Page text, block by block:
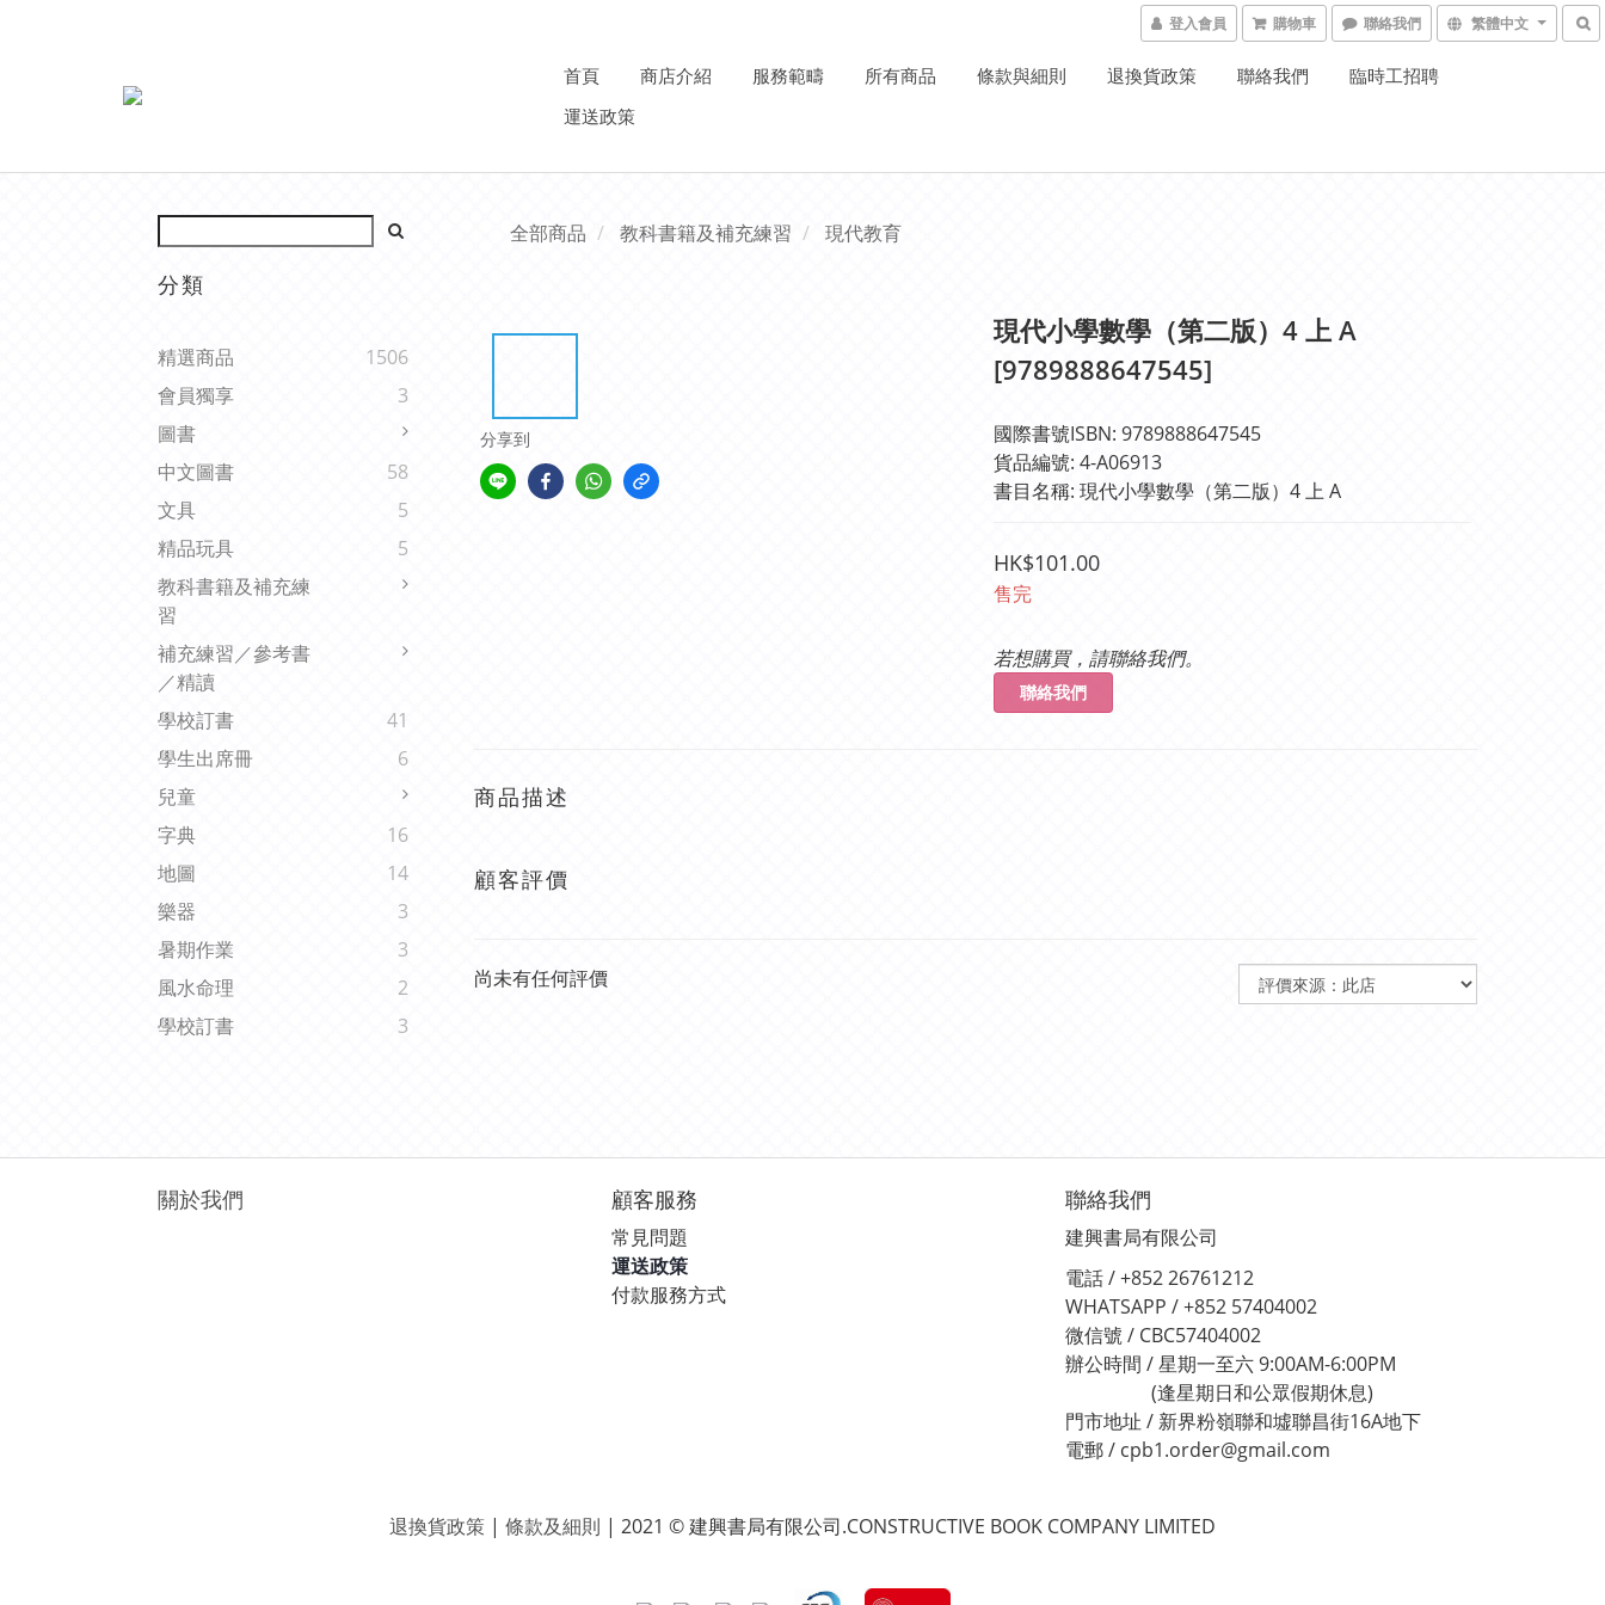
登入會員 購物車 聯絡我們 繁體中文
首頁 商店介紹 服務範疇 所有商品 條款與細則 退換貨政策 聯絡我們
臨時工招聘
運送政策
分類
精選商品
1506
會員獨享
3
圖書
中文圖書
58
文具
5
精品玩具
5
教科書籍及補充練
習
補充練習／參考書
／精讀
學校訂書
41
學生出席冊
6
兒童
字典
16
地圖
14
樂器
3
暑期作業
3
風水命理
2
學校訂書
3
全部商品 教科書籍及補充練習 現代教育
分享到
現代小學數學（第二版）4 上 A
[9789888647545]
國際書號ISBN: 9789888647545
貨品編號: 4-A06913
書目名稱: 現代小學數學（第二版）4 上 A
HK$101.00
售完
若想購買，請聯絡我們。
聯絡我們
商品描述
顧客評價
尚未有任何評價
關於我們 顧客服務
常見問題
運送政策
付款服務方式
聯絡我們
建興書局有限公司
電話 / +852 26761212
WHATSAPP / +852 57404002
微信號 / CBC57404002
辦公時間 / 星期一至六 9:00AM-6:00PM
(逢星期日和公眾假期休息)
門市地址 / 新界粉嶺聯和墟聯昌街16A地下
電郵 / cpb1.order@gmail.com
退換貨政策 | 條款及細則 | 2021 © 建興書局有限公司.CONSTRUCTIVE BOOK COMPANY LIMITED